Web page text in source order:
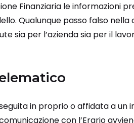
Finanziaria le informazioni
Qualunque passo falso nella
sia per l’azienda sia per il
in proprio o affidata a un
con l’Erario